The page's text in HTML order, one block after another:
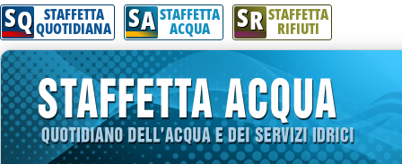
Attenzione! Esegui l'accesso per lèggere interamente la notizia.
SQ STAFFETTA
QUOTIDIANA SA STAFFETTA
ACQUA SR STAFFETTA
RIFIUTI